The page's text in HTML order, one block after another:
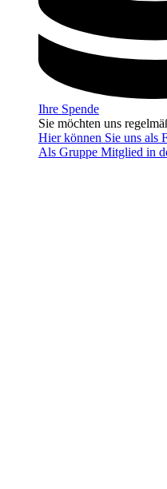
Ihre Spende
Sie möchten uns
Hier können Sie uns als
Als Gruppe Mitglied in